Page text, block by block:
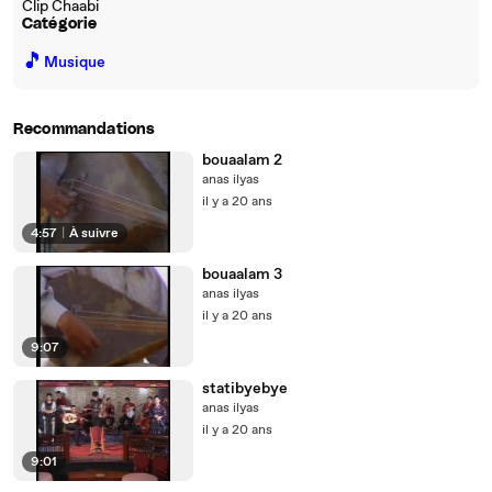
Clip Chaabi
Catégorie
🎵 Musique
Recommandations
4:57 À suivre
bouaalam 2
anas ilyas
il y a 20 ans
9:07
bouaalam 3
anas ilyas
il y a 20 ans
9:01
statibyebye
anas ilyas
il y a 20 ans